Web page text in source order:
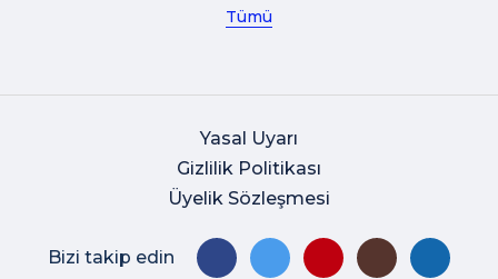
Tümü
Yasal Uyarı
Gizlilik Politikası
Üyelik Sözleşmesi
Bizi takip edin